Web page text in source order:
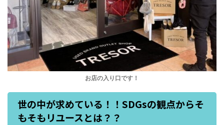
お店の入り口です！
世の中が求めている！！SDGsの観点からそ
もそもリユースとは？？